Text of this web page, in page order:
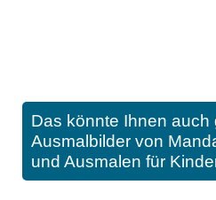
Das könnte Ihnen auch
Ausmalbilder von
und Ausmalen für